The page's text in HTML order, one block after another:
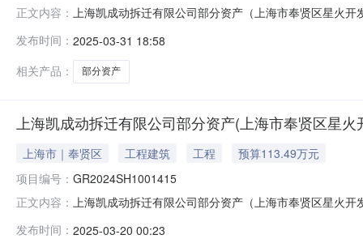
正文内容： 上海凯成动拆迁有限公司部分资产（上海市奉贤区星火
发布时间： 2025-03-31 18:58
相关产品：
部分资产
上海凯成动拆迁有限公司部分资产(上海市奉贤区星
上海市｜奉贤区 工程建筑 工程
预算113.49万元
项目编号： GR2024SH1001415
正文内容： 上海凯成动拆迁有限公司部分资产（上海市奉贤区星火
发布时间： 2025-03-20 00:23